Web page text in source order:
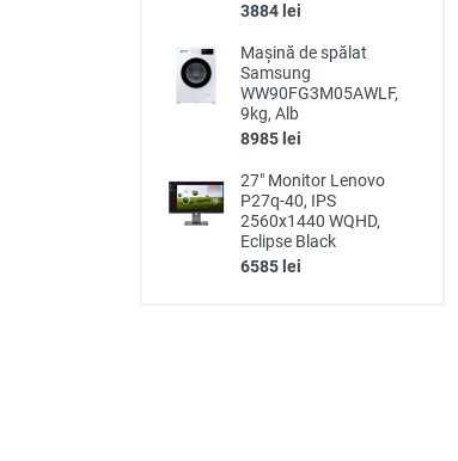
3884 lei
Mașină de spălat
Samsung
WW90FG3M05AWLF,
9kg, Alb
8985 lei
27" Monitor Lenovo
P27q-40, IPS
2560x1440 WQHD,
Eclipse Black
6585 lei